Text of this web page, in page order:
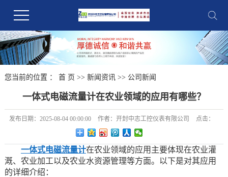
您当前的位置 ： 首 页 >> 新闻资讯>> 公司新闻
一体式电磁流量计在农业领域的应用有哪些？
发布日期： 2025-08-04 00:00:00 作者： 开封中志工控仪表有限公司 点击：
一体式电磁流量计在农业领域的应用主要体现在农业灌
溉、农业加工以及农业水资源管理等方面。以下是对其应用
的详细介绍：